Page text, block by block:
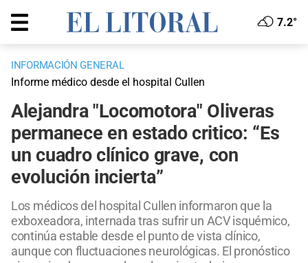
7.2°
INFORMACIÓN GENERAL
Informe médico desde el hospital Cullen
Alejandra "Locomotora" Oliveras
permanece en estado critico: “Es
un cuadro clínico grave, con
evolución incierta”
Los médicos del hospital Cullen informaron que la
exboxeadora, internada tras sufrir un ACV isquémico,
continúa estable desde el punto de vista clínico,
aunque con fluctuaciones neurológicas. El pronóstico